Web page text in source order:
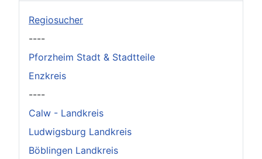
Regiosucher
----
Pforzheim Stadt & Stadtteile
Enzkreis
----
Calw - Landkreis
Ludwigsburg Landkreis
Böblingen Landkreis